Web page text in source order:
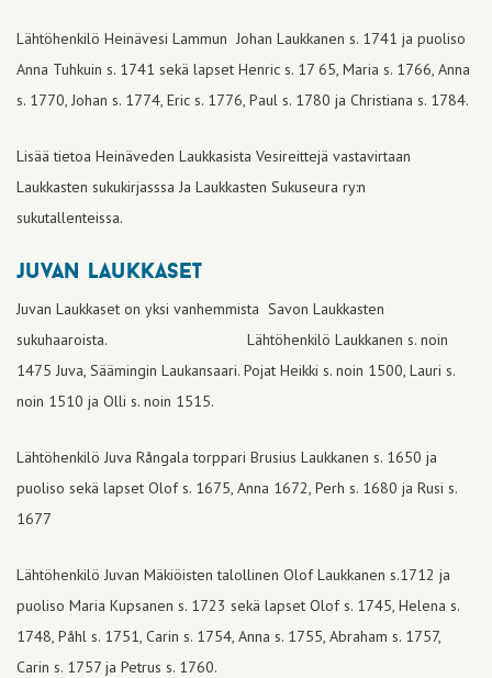
Lähtöhenkilö Heinävesi Lammun Johan Laukkanen s. 1741 ja puoliso
Anna Tuhkuin s. 1741 sekä lapset Henric s. 17 65, Maria s. 1766, Anna
s. 1770, Johan s. 1774, Eric s. 1776, Paul s. 1780 ja Christiana s. 1784.
Lisää tietoa Heinäveden Laukkasista Vesireittejä vastavirtaan
Laukkasten sukukirjasssa Ja Laukkasten Sukuseura ry:n
sukutallenteissa.
juvan laukkaset
Juvan Laukkaset on yksi vanhemmista Savon Laukkasten
sukuhaaroista. Lähtöhenkilö Laukkanen s. noin
1475 Juva, Säämingin Laukansaari. Pojat Heikki s. noin 1500, Lauri s.
noin 1510 ja Olli s. noin 1515.
Lähtöhenkilö Juva Rångala torppari Brusius Laukkanen s. 1650 ja
puoliso sekä lapset Olof s. 1675, Anna 1672, Perh s. 1680 ja Rusi s.
1677
Lähtöhenkilö Juvan Mäkiöisten talollinen Olof Laukkanen s.1712 ja
puoliso Maria Kupsanen s. 1723 sekä lapset Olof s. 1745, Helena s.
1748, Påhl s. 1751, Carin s. 1754, Anna s. 1755, Abraham s. 1757,
Carin s. 1757 ja Petrus s. 1760.